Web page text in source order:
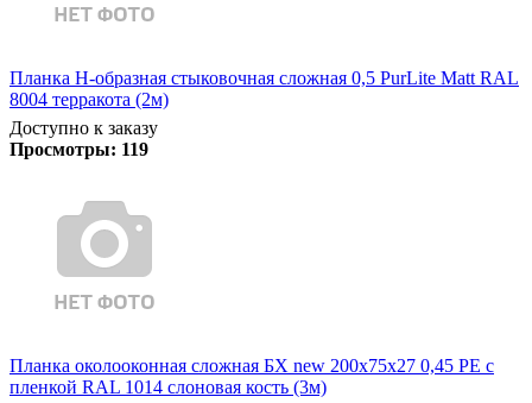
Планка Н-образная стыковочная сложная 0,5 PurLite Matt RAL
8004 терракота (2м)
Доступно к заказу
Просмотры: 119
Планка околооконная сложная БХ new 200х75х27 0,45 PE с
пленкой RAL 1014 слоновая кость (3м)